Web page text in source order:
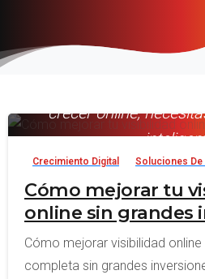
crecer online,
Digital
Crecimiento Digital Soluciones
Cómo mejorar tu
online sin grandes
Cómo mejorar visibilidad online
completa sin grandes